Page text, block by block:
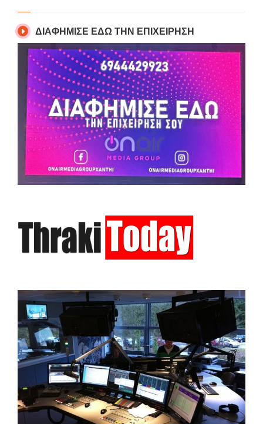
ΔΙΑΦΗΜΙΣΕ ΕΔΩ ΤΗΝ ΕΠΙΧΕΙΡΗΣΗ